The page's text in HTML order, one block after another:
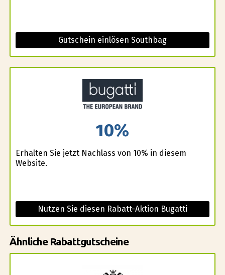
Gutschein einlösen Southbag
10%
Erhalten Sie jetzt Nachlass von 10% in diesem
Website.
Nutzen Sie diesen Rabatt-Aktion Bugatti
Ähnliche Rabattgutscheine